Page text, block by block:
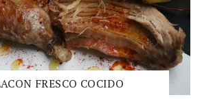
FRESCO COCIDO